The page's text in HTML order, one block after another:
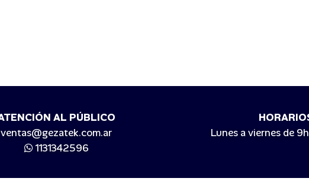
AL PÚBLICO
ventas@gezatek.com.ar
1131342596
Lunes a viernes de